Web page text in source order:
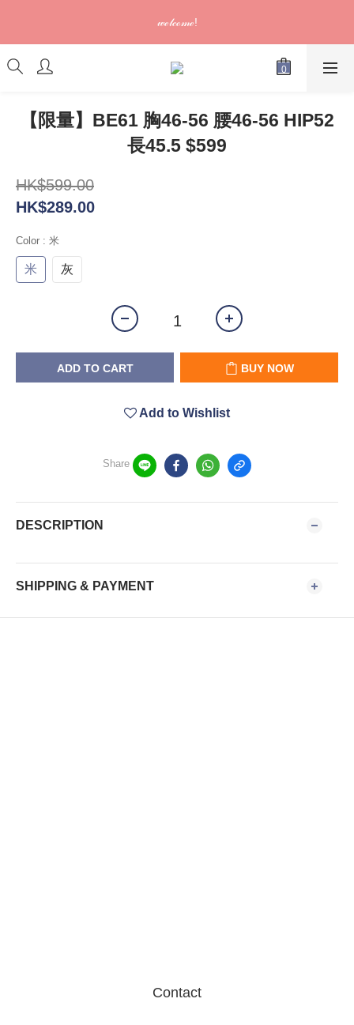
電郵為準)
𝓌ℯ𝓁𝒸ℴ𝓂ℯ!
訂單可供取貨/發貨後會發出電郵通知，請填妥正確資料 (*通知以
電郵為準)
【限量】BE61 胸46-56 腰46-56 HIP52
長45.5 $599
HK$599.00
HK$289.00
Color : 米
米 灰
ADD TO CART BUY NOW
Add to Wishlist
Share
DESCRIPTION
SHIPPING & PAYMENT
Contact